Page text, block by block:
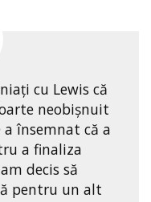
cu Lewis că
neobișnuit
însemnat că a
a finaliza
decis să
pentru un alt